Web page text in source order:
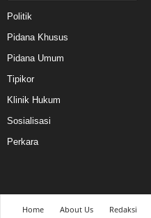
Politik
Pidana Khusus
Pidana Umum
Tipikor
Klinik Hukum
Sosialisasi
Perkara
Home About Us Redaksi